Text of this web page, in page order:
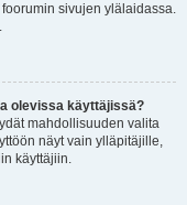
sivujen ylälaidassa.
olevissa käyttäjissä?
mahdollisuuden valita
näyt vain ylläpitäjille,
käyttäjiin.